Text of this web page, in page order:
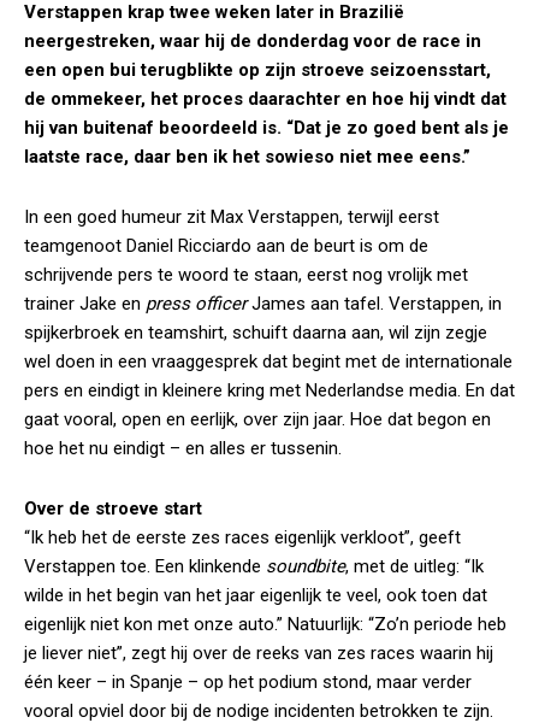
Verstappen krap twee weken later in Brazilië
neergestreken, waar hij de donderdag voor de race in
een open bui terugblikte op zijn stroeve seizoensstart,
de ommekeer, het proces daarachter en hoe hij vindt dat
hij van buitenaf beoordeeld is. “Dat je zo goed bent als je
laatste race, daar ben ik het sowieso niet mee eens.”
In een goed humeur zit Max Verstappen, terwijl eerst
teamgenoot Daniel Ricciardo aan de beurt is om de
schrijvende pers te woord te staan, eerst nog vrolijk met
trainer Jake en press officerJames aan tafel. Verstappen, in
spijkerbroek en teamshirt, schuift daarna aan, wil zijn zegje
wel doen in een vraaggesprek dat begint met de internationale
pers en eindigt in kleinere kring met Nederlandse media. En dat
gaat vooral, open en eerlijk, over zijn jaar. Hoe dat begon en
hoe het nu eindigt – en alles er tussenin.
Over de stroeve start
“Ik heb het de eerste zes races eigenlijk verkloot”, geeft
Verstappen toe. Een klinkende soundbite, met de uitleg: “Ik
wilde in het begin van het jaar eigenlijk te veel, ook toen dat
eigenlijk niet kon met onze auto.” Natuurlijk: “Zo’n periode heb
je liever niet”, zegt hij over de reeks van zes races waarin hij
één keer – in Spanje – op het podium stond, maar verder
vooral opviel door bij de nodige incidenten betrokken te zijn.